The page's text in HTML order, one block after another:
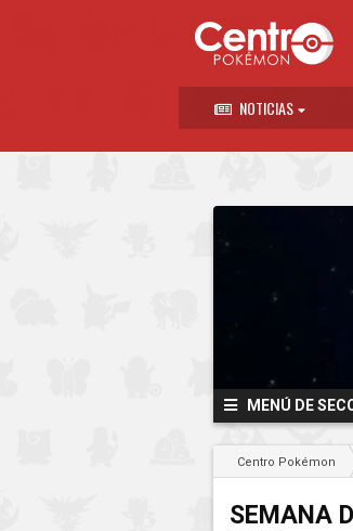
NOTICIAS
MENÚ DE
Centro Pokémon
SEMANA